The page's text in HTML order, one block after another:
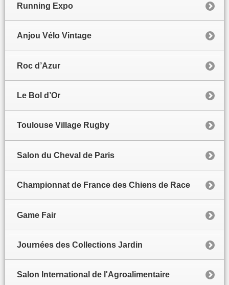
Running Expo
Anjou Vélo Vintage
Roc d’Azur
Le Bol d’Or
Toulouse Village Rugby
Salon du Cheval de Paris
Championnat de France des Chiens de Race
Game Fair
Journées des Collections Jardin
Salon International de l'Agroalimentaire